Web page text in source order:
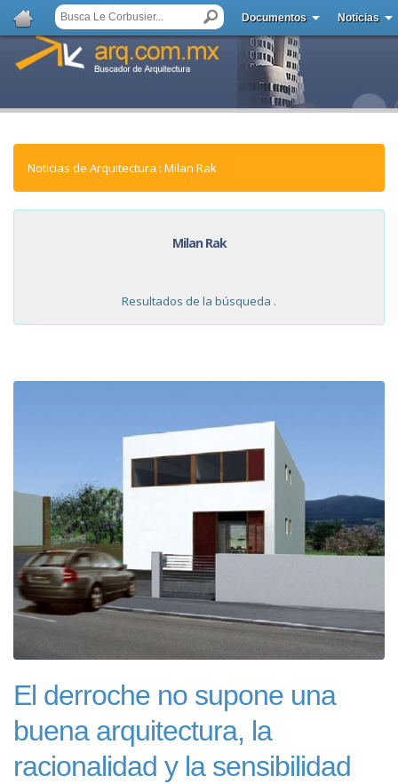
Documentos Noticias
Noticias de Arquitectura : Milan Rak
Milan Rak
Resultados de la búsqueda .
El derroche no supone una
buena arquitectura, la
racionalidad y la sensibilidad